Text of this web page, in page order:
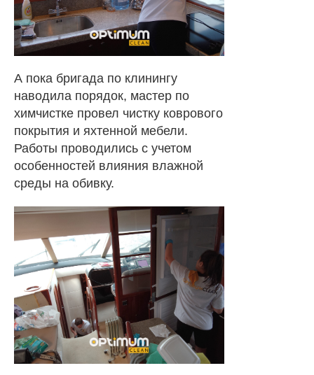
А пока бригада по клинингу
наводила порядок, мастер по
химчистке провел чистку коврового
покрытия и яхтенной мебели.
Работы проводились с учетом
особенностей влияния влажной
среды на обивку.